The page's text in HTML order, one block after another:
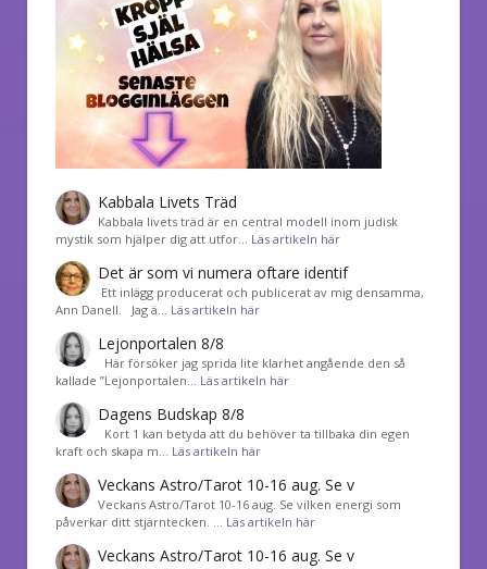
Kabbala Livets Träd
Kabbala livets träd är en central modell inom judisk
mystik som hjälper dig att utfor… Läs artikeln här
Det är som vi numera oftare identif
͏ Ett inlägg producerat och publicerat av mig densamma,
Ann Danell. Jag ä… Läs artikeln här
Lejonportalen 8/8
Här försöker jag sprida lite klarhet angående den så
kallade ”Lejonportalen… Läs artikeln här
Dagens Budskap 8/8
Kort 1 kan betyda att du behöver ta tillbaka din egen
kraft och skapa m… Läs artikeln här
Veckans Astro/Tarot 10-16 aug. Se v
Veckans Astro/Tarot 10-16 aug. Se vilken energi som
påverkar ditt stjärntecken. … Läs artikeln här
Veckans Astro/Tarot 10-16 aug. Se v